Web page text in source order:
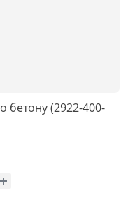
бетону (2922-400-